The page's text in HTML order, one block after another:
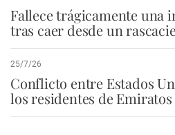
Fallece trágicamente una
tras caer desde un
25/7/26
Conflicto entre Estados
los residentes de